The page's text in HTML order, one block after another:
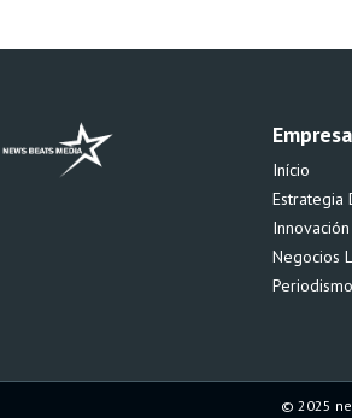
Empresa
Início
Estrategia
Negocios
© 2025